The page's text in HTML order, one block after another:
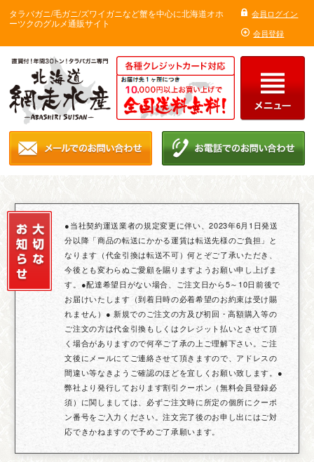
タラバガニ/毛ガニ/ズワイガニなど蟹を中心に北海道オホ
ーツクのグルメ通販サイト
会員ログイン
会員登録
●当社契約運送業者の規定変更に伴い、2023年6月1日発送
分以降「商品の転送にかかる運賃は転送先様のご負担」と
なります（代金引換は転送不可）何とぞご了承いただき、
今後とも変わらぬご愛顧を賜りますようお願い申し上げま
す。●配達希望日がない場合、ご注文日から5～10日前後で
お届けいたします（到着日時の必着希望のお約束は受け賜
れません）● 新規でのご注文の方及び初回・高額購入等の
ご注文の方は代金引換もしくはクレジット払いとさせて頂
く場合がありますので何卒ご了承の上ご理解下さい。ご注
文後にメールにてご連絡させて頂きますので、アドレスの
間違い等なきようご確認のほどを宜しくお願い致します。●
弊社より発行しております割引クーポン（無料会員登録必
須）に関しましては、必ずご注文時に所定の個所にクーポ
ン番号をご入力ください。注文完了後のお申し出にはご対
応できかねますので予めご了承願います。